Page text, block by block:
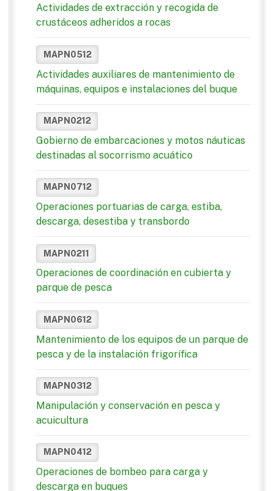
Actividades de extracción y recogida de
crustáceos adheridos a rocas
MAPN0512
Actividades auxiliares de mantenimiento de
máquinas, equipos e instalaciones del buque
MAPN0212
Gobierno de embarcaciones y motos náuticas
destinadas al socorrismo acuático
MAPN0712
Operaciones portuarias de carga, estiba,
descarga, desestiba y transbordo
MAPN0211
Operaciones de coordinación en cubierta y
parque de pesca
MAPN0612
Mantenimiento de los equipos de un parque de
pesca y de la instalación frigorífica
MAPN0312
Manipulación y conservación en pesca y
acuicultura
MAPN0412
Operaciones de bombeo para carga y
descarga en buques